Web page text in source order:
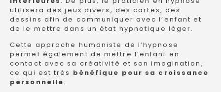
utilisera des jeux divers, des cartes, des
dessins afin de communiquer avec l’enfant et
de le mettre dans un état hypnotique léger.
Cette approche humaniste de l’hypnose
permet également de mettre l’enfant en
contact avec sa créativité et son imagination,
ce qui est très bénéfique pour sa croissance
personnelle.